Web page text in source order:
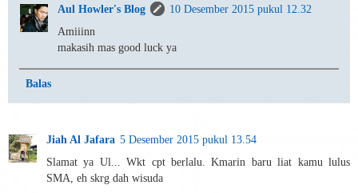
Aul Howler's Blog
10 Desember 2015 pukul 12.32
Amiiinn
makasih mas good luck ya
Balas
Jiah Al Jafara 5 Desember 2015 pukul 13.54
Slamat ya Ul... Wkt cpt berlalu. Kmarin baru liat kamu lulus
SMA, eh skrg dah wisuda